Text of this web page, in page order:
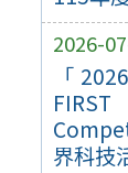
2026-
「
界科技